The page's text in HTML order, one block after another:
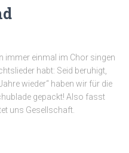
immer einmal im Chor singen
habt: Seid beruhigt,
wieder“ haben wir für die
gepackt! Also fasst
uns Gesellschaft.